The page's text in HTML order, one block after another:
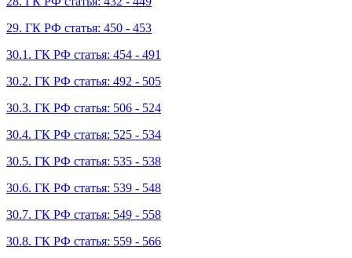
29. ГК РФ статья: 450 - 453
30.1. ГК РФ статья: 454 - 491
30.2. ГК РФ статья: 492 - 505
30.3. ГК РФ статья: 506 - 524
30.4. ГК РФ статья: 525 - 534
30.5. ГК РФ статья: 535 - 538
30.6. ГК РФ статья: 539 - 548
30.7. ГК РФ статья: 549 - 558
30.8. ГК РФ статья: 559 - 566